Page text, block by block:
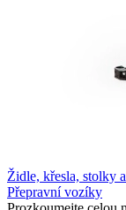
Židle, křesla, stolky
Přepravní vozíky